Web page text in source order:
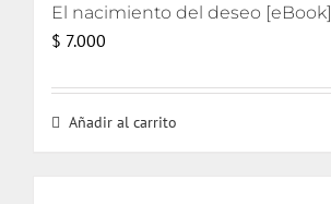
El nacimiento del deseo [eBook]
$ 7.000
Añadir al carrito